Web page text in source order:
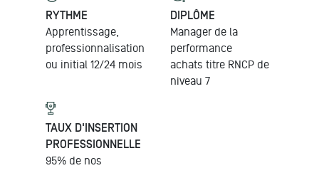
RYTHME
Apprentissage,
professionnalisation
ou initial 12/24 mois
DIPLÔME
Manager de la
performance
achats titre RNCP de
niveau 7
TAUX D'INSERTION
PROFESSIONNELLE
95% de nos